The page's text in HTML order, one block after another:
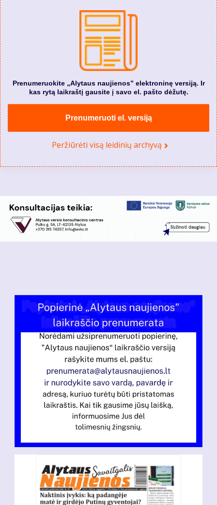
Prenumeruokite „Alytaus naujienos” elektroninę versiją. Ir
kas rytą laikraštį gausite į savo el. pašto dėžutę.
Prenumeruoti el. versiją
Peržiūrėti visą leidinių archyvą